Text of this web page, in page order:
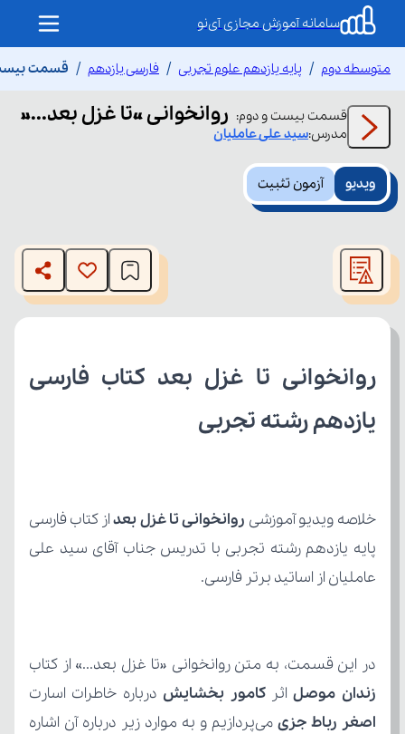
سامانه آموزش مجازی آی‌نو
متوسطه دوم پایه یازدهم علوم تجربی فارسی یازدهم قسمت بیست
قسمت بیست و دوم: روانخوانی «تا غزل بعد...»
مدرس:سید علیعاملیان
ویدیو آزمون تثبیت
modal
window.
The media could not be loaded, either because the server
or network failed or because the format is not supported.
یازدهم رشته تجربی
خلاصه ویدیو آموزشی روانخوانی تا غزل بعد از کتاب
عاملیان از اساتید برتر فارسی.
در این قسمت، به متن روانخوانی «تا غزل بعد...» از کتاب
زندان موصل اثر کامور بخشایش درباره خاطرات اسارت
اصغر رباط جزی